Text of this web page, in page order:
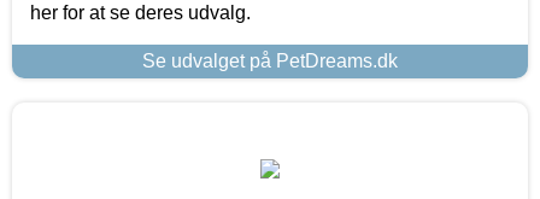
her for at se deres udvalg.
Se udvalget på PetDreams.dk